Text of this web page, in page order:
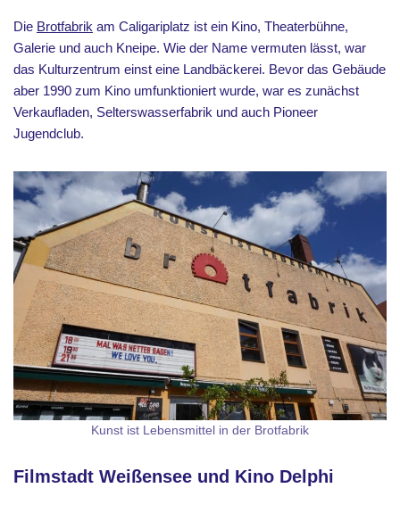
Die Brotfabrik am Caligariplatz ist ein Kino, Theaterbühne,
Galerie und auch Kneipe. Wie der Name vermuten lässt, war
das Kulturzentrum einst eine Landbäckerei. Bevor das Gebäude
aber 1990 zum Kino umfunktioniert wurde, war es zunächst
Verkaufladen, Selterswasserfabrik und auch Pioneer
Jugendclub.
Kunst ist Lebensmittel in der Brotfabrik
Filmstadt Weißensee und Kino Delphi